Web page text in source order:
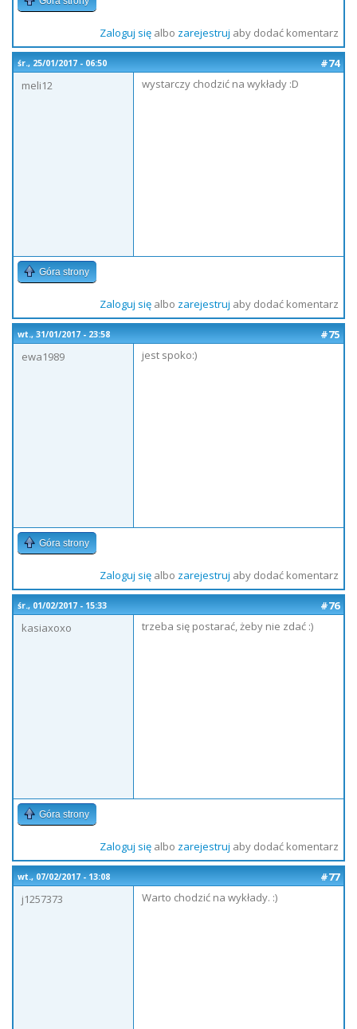
Zaloguj sięalbo zarejestruj aby dodać komentarz
śr., 25/01/2017 - 06:50
#74
meli12
wystarczy chodzić na wykłady :D
Góra strony
Zaloguj sięalbo zarejestruj aby dodać komentarz
wt., 31/01/2017 - 23:58
#75
ewa1989
jest spoko:)
Góra strony
Zaloguj sięalbo zarejestruj aby dodać komentarz
śr., 01/02/2017 - 15:33
#76
kasiaxoxo
trzeba się postarać, żeby nie zdać :)
Góra strony
Zaloguj sięalbo zarejestruj aby dodać komentarz
wt., 07/02/2017 - 13:08
#77
j1257373
Warto chodzić na wykłady. :)